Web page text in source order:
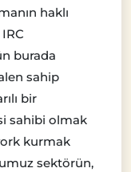
haklı
burada
sahip
bir
sahibi olmak
kurmak
sektörün,